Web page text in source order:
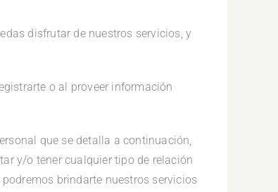
disfrutar de nuestros servicios, y
o al proveer información
que se detalla a continuación,
y/o tener cualquier tipo de relación
brindarte nuestros servicios